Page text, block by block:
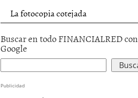
La fotocopia cotejada
Buscar en todo FINANCIALRED con
Google
Publicidad